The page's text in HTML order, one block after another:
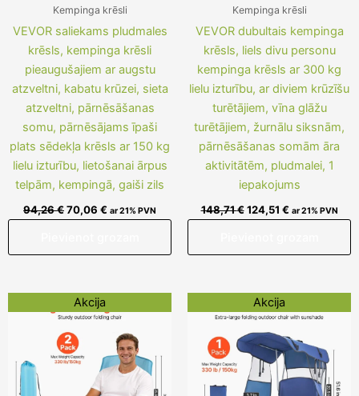
Kempinga krēsli
VEVOR saliekams pludmales
krēsls, kempinga krēsli
pieaugušajiem ar augstu
atzveltni, kabatu krūzei, sieta
atzveltni, pārnēsāšanas
somu, pārnēsājams īpaši
plats sēdekļa krēsls ar 150 kg
lielu izturību, lietošanai ārpus
telpām, kempingā, gaiši zils
94,26€70,06 € ar 21% PVN
Kempinga krēsli
VEVOR dubultais kempinga
krēsls, liels divu personu
kempinga krēsls ar 300 kg
lielu izturību, ar diviem krūzīšu
turētājiem, vīna glāžu
turētājiem, žurnālu siksnām,
pārnēsāšanas somām āra
aktivitātēm, pludmalei, 1
iepakojums
148,71€ 124,51 € ar 21% PVN
Akcija
Original
price
122,09 €.
price
97,89 €.
Akcija
Original
price
113,62 €.
price
89,42 €.